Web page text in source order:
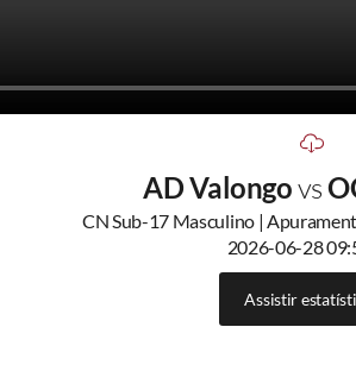
AD Valongovs
CN Sub-17 Masculino |
2026-06-28
Assistir